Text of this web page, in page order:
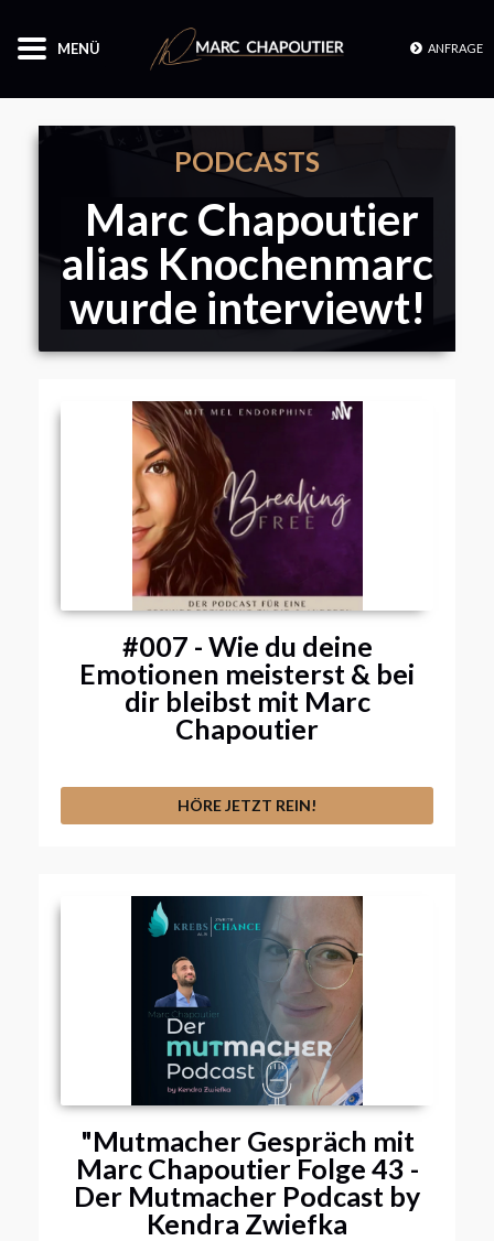
MENÜ ANFRAGE
PODCASTS
Marc Chapoutier
alias Knochenmarc
wurde interviewt!
#007 - Wie du deine
Emotionen meisterst & bei
dir bleibst mit Marc
Chapoutier
HÖRE JETZT REIN!
"Mutmacher Gespräch mit
Marc Chapoutier Folge 43 -
Der Mutmacher Podcast by
Kendra Zwiefka​